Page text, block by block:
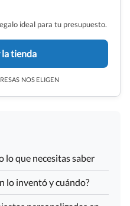
ideal para tu presupuesto.
tienda
NOS ELIGEN
lo que necesitas saber
lo inventó y cuándo?